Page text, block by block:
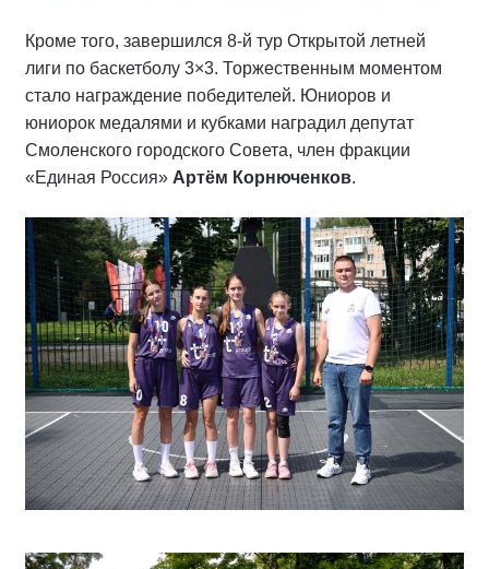
Кроме того, завершился 8‑й тур Открытой летней
лиги по баскетболу 3×3. Торжественным моментом
стало награждение победителей. Юниоров и
юниорок медалями и кубками наградил депутат
Смоленского городского Совета, член фракции
«Единая Россия» Артём Корнюченков.